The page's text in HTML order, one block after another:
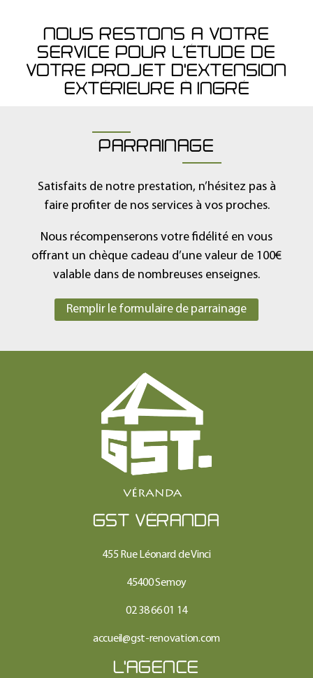
NOUS RESTONS A VOTRE
SERVICE POUR L’ÉTUDE DE
VOTRE PROJET D'EXTENSION
EXTÉRIEURE À INGRÉ
PARRAINAGE
Satisfaits de notre prestation, n’hésitez pas à
faire profiter de nos services à vos proches.
Nous récompenserons votre fidélité en vous
offrant un chèque cadeau d’une valeur de 100€
valable dans de nombreuses enseignes.
Remplir le formulaire de parrainage
GST VÉRANDA
455 Rue Léonard de Vinci
45400 Semoy
02 38 66 01 14
accueil@gst-renovation.com
L'AGENCE